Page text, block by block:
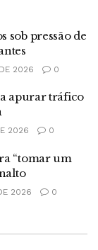
sob pressão de
2026 0
apurar tráfico
2026 0
“tomar um
2026 0